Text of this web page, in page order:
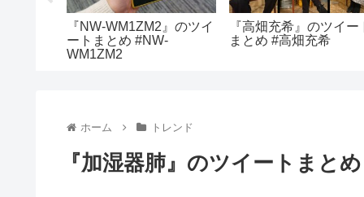
『NW-WM1ZM2』のツイ
ートまとめ #NW-
WM1ZM2
『高畑充希』のツイー
まとめ #高畑充希
ホーム トレンド
『加湿器肺』のツイートまと